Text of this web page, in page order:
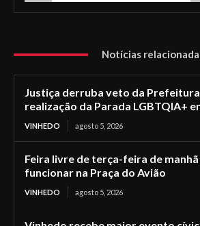
Notícias
Justiça derruba veto da
realização da Parada LGBTQIA+
VINHEDO agosto 5, 2026
Feira livre de terça-feira de manhã
funcionar na Praça do Avião
VINHEDO agosto 5, 2026